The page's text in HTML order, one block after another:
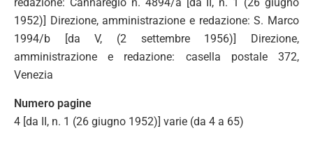
1952)] Direzione, amministrazione e redazione: S. Marco
1994/b [da V, (2 settembre 1956)] Direzione,
amministrazione e redazione: casella postale 372,
Venezia
Numero pagine
4 [da II, n. 1 (26 giugno 1952)] varie (da 4 a 65)